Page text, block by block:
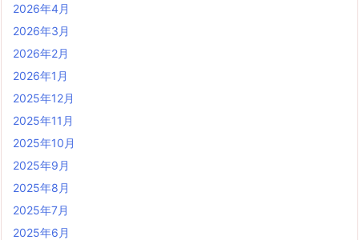
2026年4月
2026年3月
2026年2月
2026年1月
2025年12月
2025年11月
2025年10月
2025年9月
2025年8月
2025年7月
2025年6月